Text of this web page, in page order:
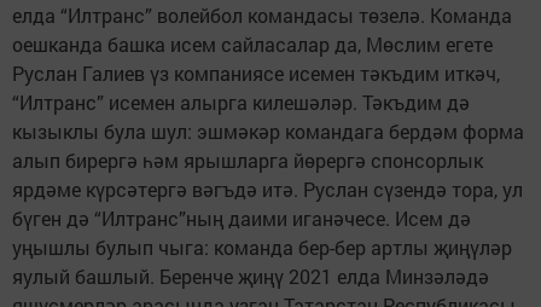
елда “Илтранс” волейбол командасы төзелә. Команда
оешканда башка исем сайласалар да, Мөслим егете
Руслан Галиев үз компаниясе исемен тәкъдим иткәч,
“Илтранс” исемен алырга килешәләр. Тәкъдим дә
кызыклы була шул: эшмәкәр командага бердәм форма
алып бирергә һәм ярышларга йөрергә спонсорлык
ярдәме күрсәтергә вәгъдә итә. Руслан сүзендә тора, ул
бүген дә “Илтранс”ның даими иганәчесе. Исем дә
уңышлы булып чыга: команда бер-бер артлы җиңүләр
яулый башлый. Беренче җиңү 2021 елда Минзәләдә